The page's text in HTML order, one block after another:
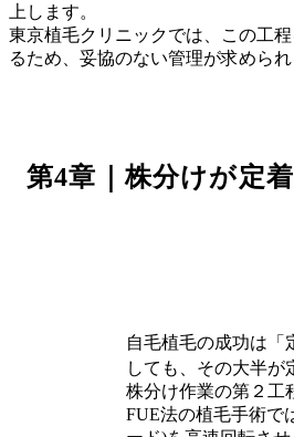
上します。
東京植毛クリニックでは、この工
るため、妥協のない管理が求められ
第4章｜株分けが定
自毛植毛の成功は「
しても、その大半
株分け作業の第２工
FUE法の植毛手術で